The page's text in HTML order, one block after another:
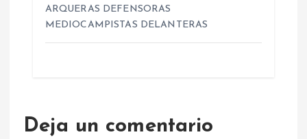
ARQUERAS DEFENSORAS
MEDIOCAMPISTAS DELANTERAS
Deja un comentario